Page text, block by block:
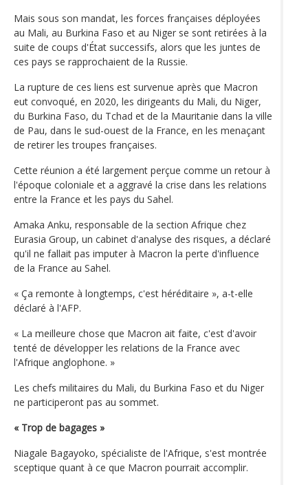
Mais sous son mandat, les forces françaises déployées
au Mali, au Burkina Faso et au Niger se sont retirées à la
suite de coups d'État successifs, alors que les juntes de
ces pays se rapprochaient de la Russie.
La rupture de ces liens est survenue après que Macron
eut convoqué, en 2020, les dirigeants du Mali, du Niger,
du Burkina Faso, du Tchad et de la Mauritanie dans la ville
de Pau, dans le sud-ouest de la France, en les menaçant
de retirer les troupes françaises.
Cette réunion a été largement perçue comme un retour à
l'époque coloniale et a aggravé la crise dans les relations
entre la France et les pays du Sahel.
Amaka Anku, responsable de la section Afrique chez
Eurasia Group, un cabinet d'analyse des risques, a déclaré
qu'il ne fallait pas imputer à Macron la perte d'influence
de la France au Sahel.
« Ça remonte à longtemps, c'est héréditaire », a-t-elle
déclaré à l'AFP.
« La meilleure chose que Macron ait faite, c'est d'avoir
tenté de développer les relations de la France avec
l'Afrique anglophone. »
Les chefs militaires du Mali, du Burkina Faso et du Niger
ne participeront pas au sommet.
« Trop de bagages »
Niagale Bagayoko, spécialiste de l'Afrique, s'est montrée
sceptique quant à ce que Macron pourrait accomplir.